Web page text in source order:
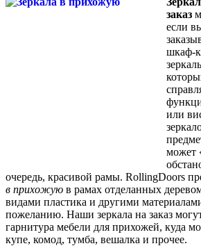
заказ
если
шкаф-
или
может
очередь, красивой рамы. RollingDoors
в прихожую в рамах отделанных
видами пластика и другими
пожеланию. Наши зеркала на заказ
гарнитура мебели для прихожей, куда
купе, комод, тумба, вешалка и прочее.